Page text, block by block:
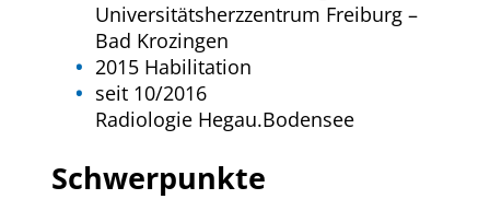
Universitätsherzzentrum Freiburg –
Bad Krozingen
2015 Habilitation
seit 10/2016
Radiologie Hegau.Bodensee
Schwerpunkte